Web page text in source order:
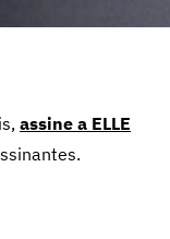
assine a ELLE